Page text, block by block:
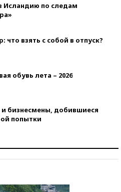
Исландию по следам
взять с собой в отпуск?
обувь лета – 2026
бизнесмены, добившиеся
попытки